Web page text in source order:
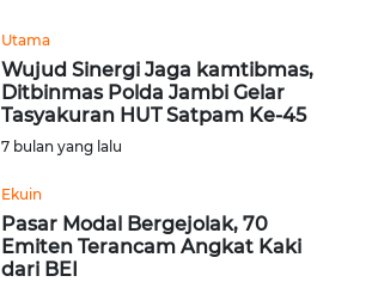
Utama
Wujud Sinergi Jaga kamtibmas,
Ditbinmas Polda Jambi Gelar
Tasyakuran HUT Satpam Ke-45
7 bulan yang lalu
Ekuin
Pasar Modal Bergejolak, 70
Emiten Terancam Angkat Kaki
dari BEI